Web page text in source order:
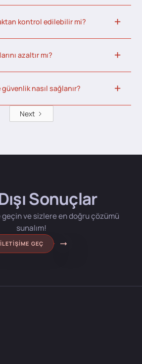
kontrol edilebilir mi?
azaltır mı?
nasıl sağlanır?
Next
Sonuçlar
ve sizlere en doğru çözümü
sunalım!
İLETIŞIME GEÇ